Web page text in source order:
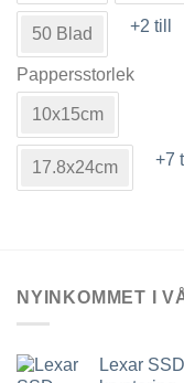
flera
varianter.
De
olika
kan
väljas
på
produktsidan
50 Blad +2 till
Pappersstorlek
10x15cm
17.8x24cm +7
NYINKOMMET I
Lexar